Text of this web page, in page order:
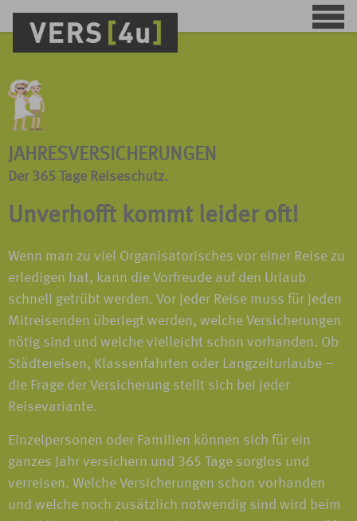
JAHRESVERSICHERUNGEN
Der 365 Tage Reiseschutz.
Unverhofft kommt leider oft!
Wenn man zu viel Organisatorisches vor einer Reise zu
erledigen hat, kann die Vorfreude auf den Urlaub
schnell getrübt werden. Vor jeder Reise muss für jeden
Mitreisenden überlegt werden, welche Versicherungen
nötig sind und welche vielleicht schon vorhanden. Ob
Städtereisen, Klassenfahrten oder Langzeiturlaube –
die Frage der Versicherung stellt sich bei jeder
Reisevariante.
Einzelpersonen oder Familien können sich für ein
ganzes Jahr versichern und 365 Tage sorglos und
verreisen. Welche Versicherungen schon vorhanden
und welche noch zusätzlich notwendig sind wird beim